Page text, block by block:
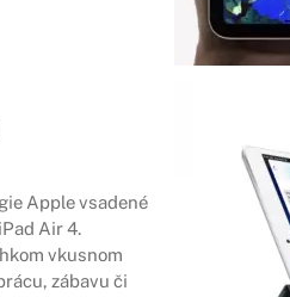
Apple vsadené
Air 4.
vkusnom
zábavu či